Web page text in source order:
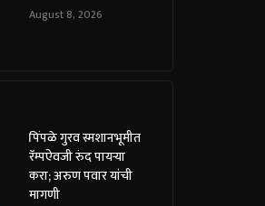
August 8, 2026
पिंपळे गुरव स्मशानभूमीत
रॅम्पऐवजी रुंद पायऱ्या
करा; अरुण पवार यांची
मागणी